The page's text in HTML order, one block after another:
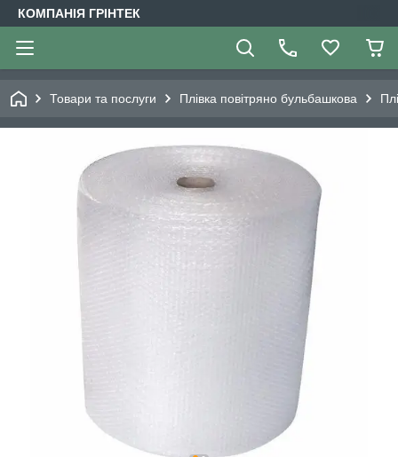
КОМПАНІЯ ГРІНТЕК
Товари та послуги Плівка повітряно бульбашкова